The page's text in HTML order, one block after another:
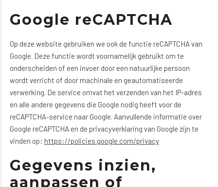
Google reCAPTCHA
Op deze website gebruiken we ook de functie reCAPTCHA van
Google. Deze functie wordt voornamelijk gebruikt om te
onderscheiden of een invoer door een natuurlijke persoon
wordt verricht of door machinale en geautomatiseerde
verwerking. De service omvat het verzenden van het IP-adres
en alle andere gegevens die Google nodig heeft voor de
reCAPTCHA-service naar Google. Aanvullende informatie over
Google reCAPTCHA en de privacyverklaring van Google zijn te
vinden op: https://policies.google.com/privacy
Gegevens inzien,
aanpassen of